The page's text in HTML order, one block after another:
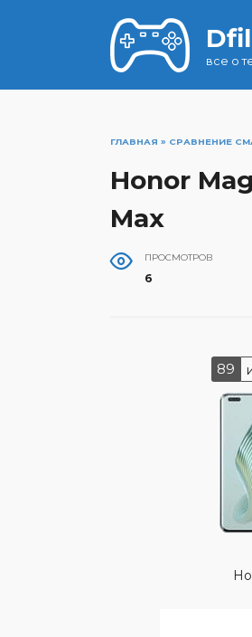
все о
ГЛАВНАЯ » СРАВНЕНИЕ
Honor
Max
ПРОСМОТРОВ
6
89